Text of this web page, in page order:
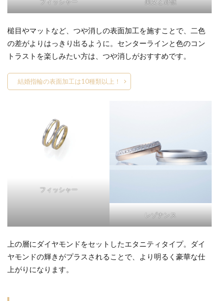
槌目やマットなど、つや消しの表面加工を施すことで、二色
の差がよりはっきり出るように。センターラインと色のコン
トラストを楽しみたい方は、つや消しがおすすめです。
結婚指輪の表面加工は10種類以上！
フィッシャー
レゾナンス
上の層にダイヤモンドをセットしたエタニティタイプ。ダイ
ヤモンドの輝きがプラスされることで、より明るく豪華な仕
上がりになります。